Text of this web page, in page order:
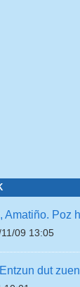
Amatiño. Poz
09 13:05
dut